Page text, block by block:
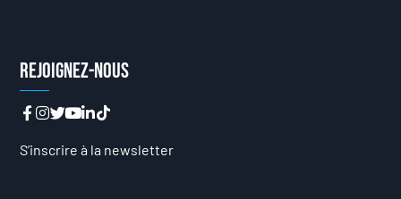
Rejoignez-nous
S’inscrire à la newsletter